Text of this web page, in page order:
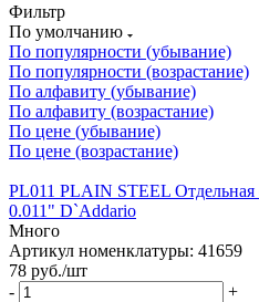
Фильтр
По умолчанию
По популярности (убывание)
По популярности (возрастание)
По алфавиту (убывание)
По алфавиту (возрастание)
По цене (убывание)
По цене (возрастание)
PL011 PLAIN STEEL Отдельная
0.011" D`Addario
Много
Артикул номенклатуры: 41659
78 руб./шт
-
+